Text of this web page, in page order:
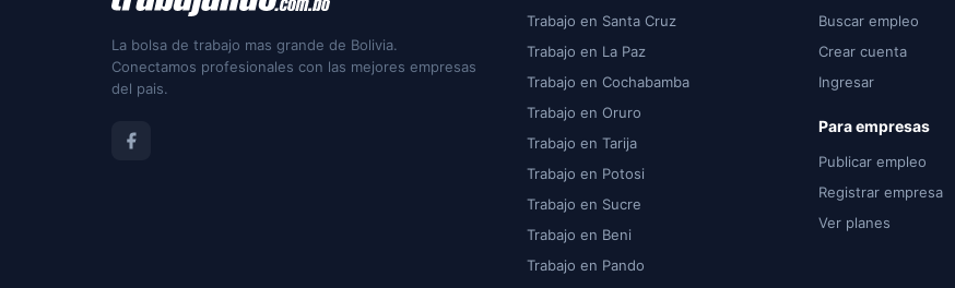
La bolsa de trabajo mas grande de Bolivia.
Conectamos profesionales con las mejores empresas
del pais.
Trabajo en Santa Cruz
Trabajo en La Paz
Trabajo en Cochabamba
Trabajo en Oruro
Trabajo en Tarija
Trabajo en Potosi
Trabajo en Sucre
Trabajo en Beni
Trabajo en Pando
Buscar empleo
Crear cuenta
Ingresar
Para empresas
Publicar empleo
Registrar empresa
Ver planes